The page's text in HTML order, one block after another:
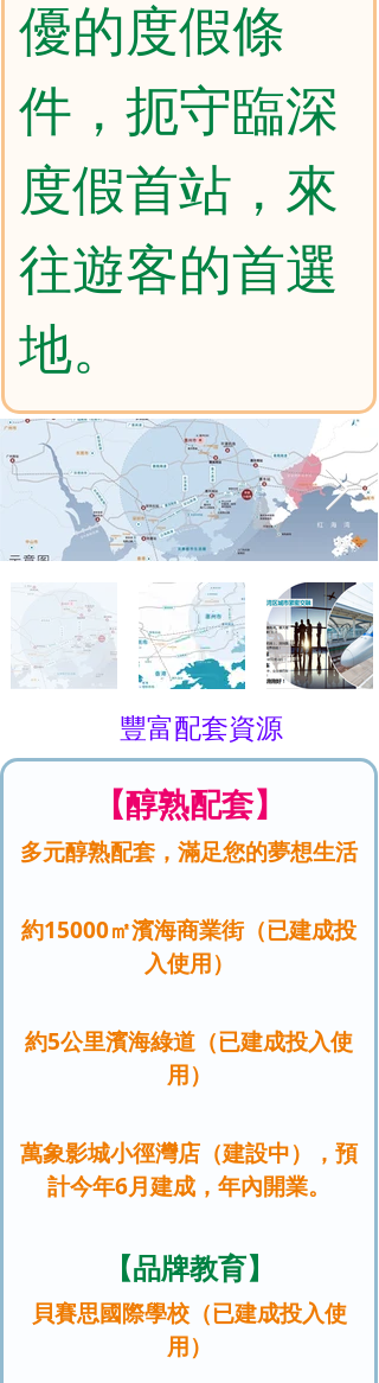
優的度假條
件，扼守臨深
度假首站，來
往遊客的首選
地。
豐富配套資源
【醇熟配套】
多元醇熟配套，滿足您的夢想生活
約15000㎡濱海商業街（已建成投
入使用）
約5公里濱海綠道（已建成投入使
用）
萬象影城小徑灣店（建設中），預
計今年6月建成，年內開業。
【品牌教育】
貝賽思國際學校（已建成投入使
用）